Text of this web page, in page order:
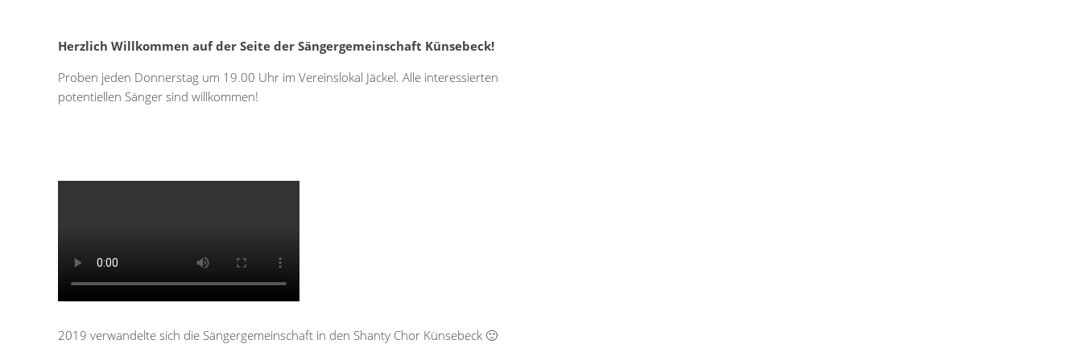
Herzlich Willkommen auf der Seite der Sängergemeinschaft Künsebeck!
Proben jeden Donnerstag um 19.00 Uhr im Vereinslokal Jäckel. Alle interessierten
potentiellen Sänger sind willkommen!
2019 verwandelte sich die Sängergemeinschaft in den Shanty Chor Künsebeck 🙂